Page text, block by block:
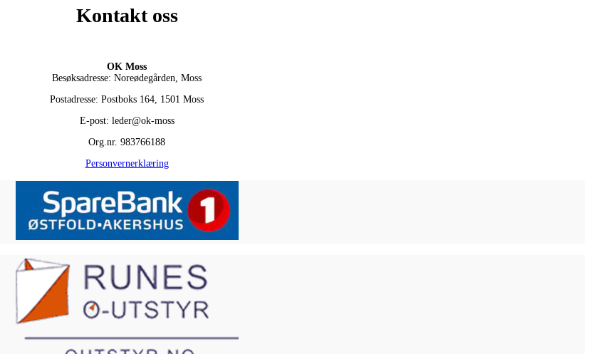
Kontakt oss
OK Moss
Besøksadresse: Noreødegården, Moss
Postadresse: Postboks 164, 1501 Moss
E-post: leder@ok-moss
Org.nr. 983766188
Personvernerklæring